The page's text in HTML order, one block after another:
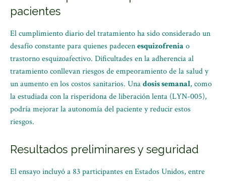
pacientes
El cumplimiento diario del tratamiento ha sido considerado un
desafío constante para quienes padecenesquizofrenia o
trastorno esquizoafectivo. Dificultades en la adherencia al
tratamiento conllevan riesgos de empeoramiento de la salud y
un aumento en los costos sanitarios. Unadosis semanal, como
la estudiada con la risperidona de liberación lenta (LYN-005),
podría mejorar la autonomía del paciente y reducir estos
riesgos.
Resultados preliminares y seguridad
El ensayo incluyó a 83 participantes en Estados Unidos, entre